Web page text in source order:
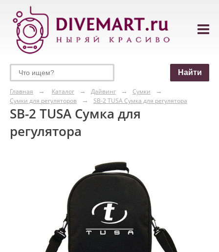
Главная Каталог Дайвинг
Сумки
Сумки для регуляторов
SB-2 TUSA Сумка для регулятора
SB-2 TUSA Сумка для
регулятора